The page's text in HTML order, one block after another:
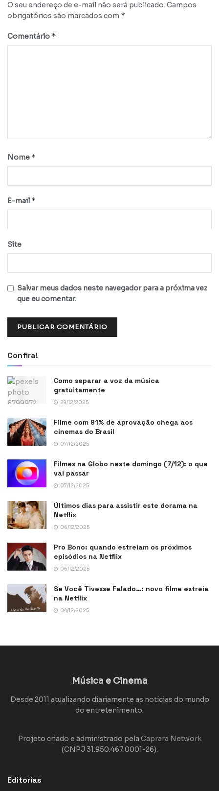
O seu endereço de e-mail não será publicado. Campos
obrigatórios são marcados com *
Comentário *
Nome *
E-mail *
Site
Salvar meus dados neste navegador para a próxima vez
que eu comentar.
Confira!
Como separar a voz da música
gratuitamente
29/12/2025
Filme com 91% de aprovação chega aos
cinemas do Brasil
07/12/2025
Filmes na Globo neste domingo (7/12): o que
vai passar
07/12/2025
Últimos dias para assistir este dorama na
Netflix
06/12/2025
Pro Bono: quando estreiam os próximos
episódios na Netflix
06/12/2025
Se Você Tivesse Falado…: novo filme estreia
na Netflix
04/12/2025
Música e Cinema
Desde 2011 atualizando diariamente as notícias do mundo
do entretenimento.
Projeto criado e administrado pela Caprara Network
(CNPJ 31.950.467.0001-26).
Editorias